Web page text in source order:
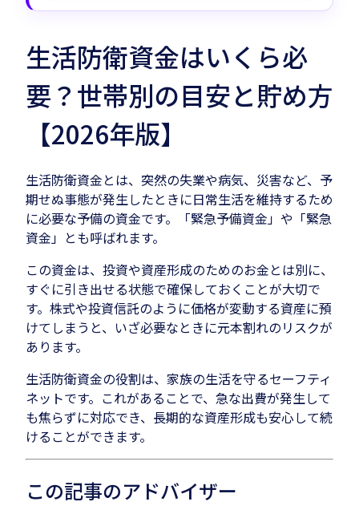
生活防衛資金はいくら必
要？世帯別の目安と貯め方
【2026年版】
生活防衛資金とは、突然の失業や病気、災害など、予
期せぬ事態が発生したときに日常生活を維持するため
に必要な予備の資金です。「緊急予備資金」や「緊急
資金」とも呼ばれます。
この資金は、投資や資産形成のためのお金とは別に、
すぐに引き出せる状態で確保しておくことが大切で
す。株式や投資信託のように価格が変動する資産に預
けてしまうと、いざ必要なときに元本割れのリスクが
あります。
生活防衛資金の役割は、家族の生活を守るセーフティ
ネットです。これがあることで、急な出費が発生して
も焦らずに対応でき、長期的な資産形成も安心して続
けることができます。
この記事のアドバイザー